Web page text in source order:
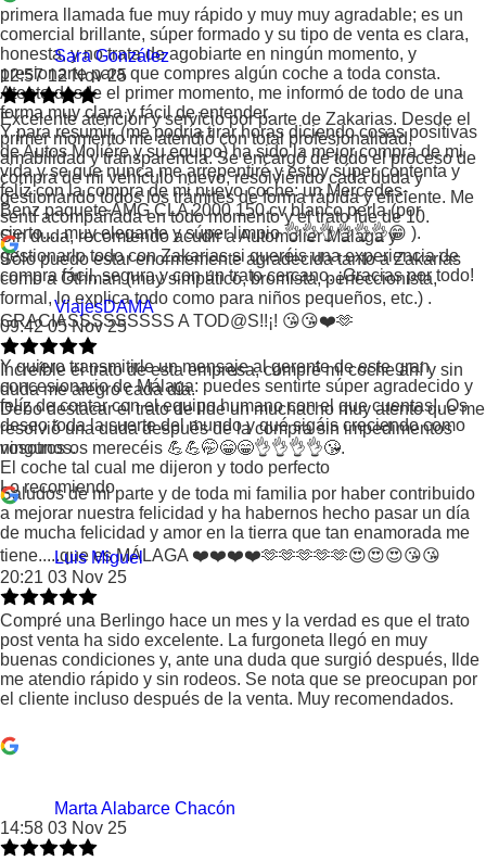
primera llamada fue muy rápido y muy muy agradable; es un
comercial brillante, súper formado y su tipo de venta es clara,
honesta, y no trata de agobiarte en ningún momento, y
presionarte para que compres algún coche a toda consta.
Atento desde el primer momento, me informó de todo de una
forma muy clara y fácil de entender.
Y para resumir, (me podría tirar horas diciendo cosas positivas
de Autos Moliére y su equipo) ha sido la mejor compra de mi
vida y se que nunca me arrepentiré y estoy súper contenta y
felíz con la compra de mi nuevo coche: un Mercedes-
Benz paquete AMG CLA 2000 150 cv blanco perla (por
cierto.....muy elegante y súper limpio 👌👌👌👌👌👌😁 ).
Sólo puedo estar enormemente agradecida tanto a Zakarias
como a Othman (muy simpático, bromista, perfeccionista,
formal, lo explica todo como para niños pequeños, etc.) .
GRACIASSSSSSSSS A TOD@S!!¡! 😘😘❤️🫶
Y quiero transmitirle un mensaje al gerente de este gran
concesionario de Málaga: puedes sentirte súper agradecido y
felíz de contar con el equipo humano con el que cuentas!. Os
deseo toda la suerte del mundo y qué sigáis creciendo como
vosotros os merecéis 💪💪🤭😁😁👌👌👌👌😘.
Saludos de mi parte y de toda mi familia por haber contribuido
a mejorar nuestra felicidad y ha habernos hecho pasar un día
de mucha felicidad y amor en la tierra que tan enamorada me
tiene.....que es MÁLAGA ❤️❤️❤️❤️🫶🫶🫶🫶🫶😍😍😍😘😘
Sara González
12:57 12 Nov 25
Excelente atención y servicio por parte de Zakarias. Desde el
primer momento me atendió con total profesionalidad,
amabilidad y transparencia. Se encargó de todo el proceso de
compra de mi vehículo nuevo, resolviendo cada duda y
gestionando todos los trámites de forma rápida y eficiente. Me
sentí acompañada en todo momento y el trato fue de 10.
Sin duda, recomiendo acudir a Automolier Málaga y
gestionarlo todo con Zakarias si queréis una experiencia de
compra fácil, segura y con un trato cercano. ¡Gracias por todo!
ViajesDAMA
09:42 05 Nov 25
Increíble el trato de esta empresa, compré mi coche ahí y sin
duda me alegro cada día.
Debo destacar el trato de ilde un muchacho muy atento que me
resolvió una duda después de la compra sin impedimentos
ningunos.
El coche tal cual me dijeron y todo perfecto
Lo recomiendo
Luis Miguel
20:21 03 Nov 25
Compré una Berlingo hace un mes y la verdad es que el trato
post venta ha sido excelente. La furgoneta llegó en muy
buenas condiciones y, ante una duda que surgió después, Ilde
me atendio rápido y sin rodeos. Se nota que se preocupan por
el cliente incluso después de la venta. Muy recomendados.
Marta Alabarce Chacón
14:58 03 Nov 25